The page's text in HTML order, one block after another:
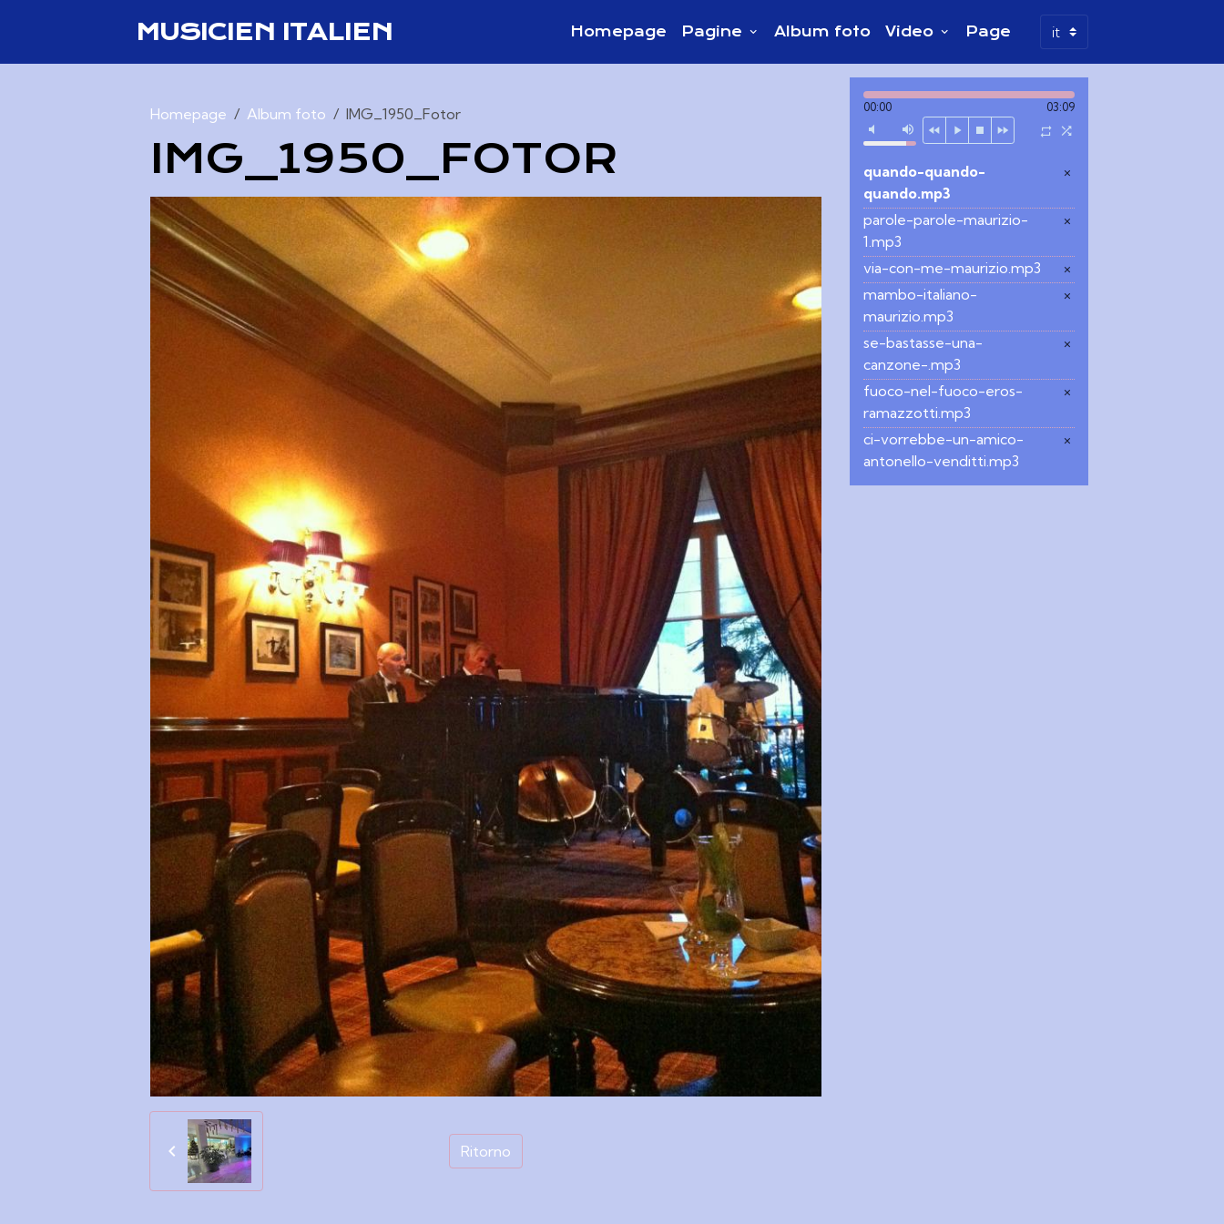
MUSICIEN ITALIEN Homepage Pagine Album foto Video Page
Homepage Album foto IMG_1950_Fotor
IMG_1950_FOTOR
Ritorno
00:00 03:09
×
quando-quando-
quando.mp3
×
parole-parole-maurizio-
1.mp3
×
via-con-me-maurizio.mp3
×
mambo-italiano-
maurizio.mp3
×
se-bastasse-una-
canzone-.mp3
×
fuoco-nel-fuoco-eros-
ramazzotti.mp3
×
ci-vorrebbe-un-amico-
antonello-venditti.mp3